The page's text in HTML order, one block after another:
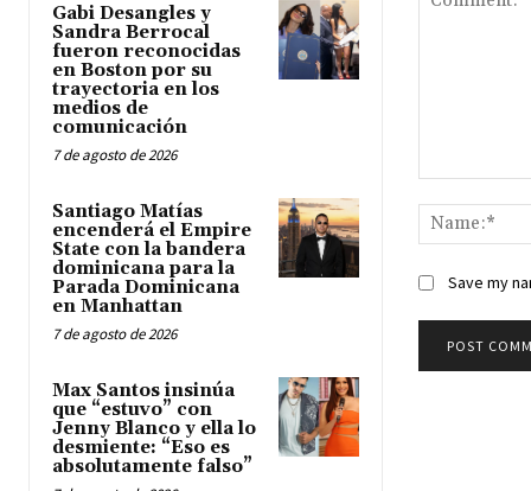
Gabi Desangles y
Sandra Berrocal
fueron reconocidas
en Boston por su
trayectoria en los
medios de
comunicación
7 de agosto de 2026
Santiago Matías
encenderá el Empire
State con la bandera
dominicana para la
Parada Dominicana
en Manhattan
7 de agosto de 2026
Max Santos insinúa
que “estuvo” con
Jenny Blanco y ella lo
desmiente: “Eso es
absolutamente falso”
Save my